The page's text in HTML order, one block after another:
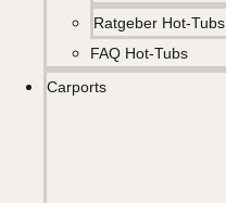
Ratgeber Hot-Tubs
FAQ Hot-Tubs
Carports